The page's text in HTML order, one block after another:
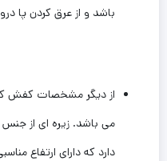
باشد و از عرق کردن پا
از دیگر مشخصات کفش
می باشد. زیره ای از
دارد که دارای ارتفاع